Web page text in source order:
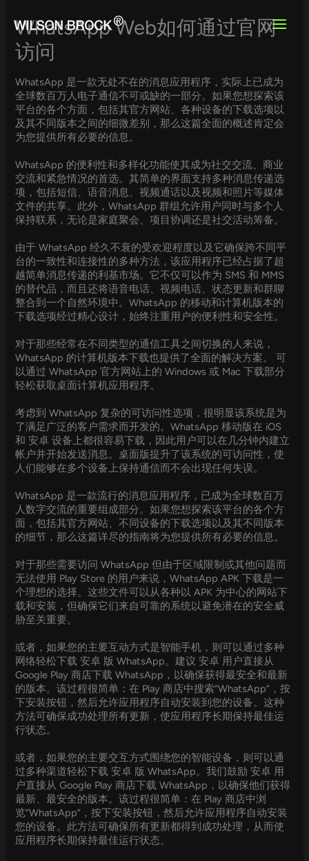
content
WhatsApp Web如何通过官网
访问
WhatsApp 是一款无处不在的消息应用程序，实际上已成为
全球数百万人电子通信不可或缺的一部分。如果您想探索该
平台的各个方面，包括其官方网站、各种设备的下载选项以
及其不同版本之间的细微差别，那么这篇全面的概述肯定会
为您提供所有必要的信息。
WhatsApp 的便利性和多样化功能使其成为社交交流、商业
交流和紧急情况的首选。其简单的界面支持多种消息传递选
项，包括短信、语音消息、视频通话以及视频和照片等媒体
文件的共享。此外，WhatsApp 群组允许用户同时与多个人
保持联系，无论是家庭聚会、项目协调还是社交活动筹备。
由于 WhatsApp 经久不衰的受欢迎程度以及它确保跨不同平
台的一致性和连接性的多种方法，该应用程序已经占据了超
越简单消息传递的利基市场。它不仅可以作为 SMS 和 MMS
的替代品，而且还将语音电话、视频电话、状态更新和群聊
整合到一个自然环境中。WhatsApp 的移动和计算机版本的
下载选项经过精心设计，始终注重用户的便利性和安全性。
对于那些经常在不同类型的通信工具之间切换的人来说，
WhatsApp 的计算机版本下载也提供了全面的解决方案。 可
以通过 WhatsApp 官方网站上的 Windows 或 Mac 下载部分
轻松获取桌面计算机应用程序。
考虑到 WhatsApp 复杂的可访问性选项，很明显该系统是为
了满足广泛的客户需求而开发的。WhatsApp 移动版在 iOS
和 安卓 设备上都很容易下载，因此用户可以在几分钟内建立
帐户并开始发送消息。桌面版提升了该系统的可访问性，使
人们能够在多个设备上保持通信而不会出现任何失误。
WhatsApp 是一款流行的消息应用程序，已成为全球数百万
人数字交流的重要组成部分。如果您想探索该平台的各个方
面，包括其官方网站、不同设备的下载选项以及其不同版本
的细节，那么这篇详尽的指南将为您提供所有必要的信息。
对于那些需要访问 WhatsApp 但由于区域限制或其他问题而
无法使用 Play Store 的用户来说，WhatsApp APK 下载是一
个理想的选择。这些文件可以从各种以 APK 为中心的网站下
载和安装，但确保它们来自可靠的系统以避免潜在的安全威
胁至关重要。
或者，如果您的主要互动方式是智能手机，则可以通过多种
网络轻松下载 安卓 版 WhatsApp。建议 安卓 用户直接从
Google Play 商店下载 WhatsApp，以确保获得最安全和最新
的版本。该过程很简单：在 Play 商店中搜索“WhatsApp”，按
下安装按钮，然后允许应用程序自动安装到您的设备。这种
方法可确保成功处理所有更新，使应用程序长期保持最佳运
行状态。
或者，如果您的主要交互方式围绕您的智能设备，则可以通
过多种渠道轻松下载 安卓 版 WhatsApp。我们鼓励 安卓 用
户直接从 Google Play 商店下载 WhatsApp，以确保他们获得
最新、最安全的版本。该过程很简单：在 Play 商店中浏
览“WhatsApp”，按下安装按钮，然后允许应用程序自动安装
您的设备。此方法可确保所有更新都得到成功处理，从而使
应用程序长期保持最佳运行状态。